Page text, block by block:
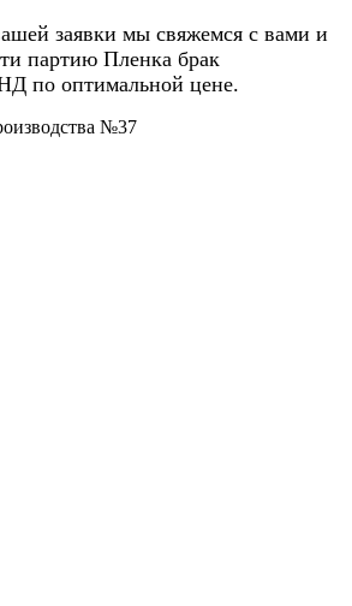
заявки мы свяжемся с вами и
партию Пленка брак
по оптимальной цене.
№37